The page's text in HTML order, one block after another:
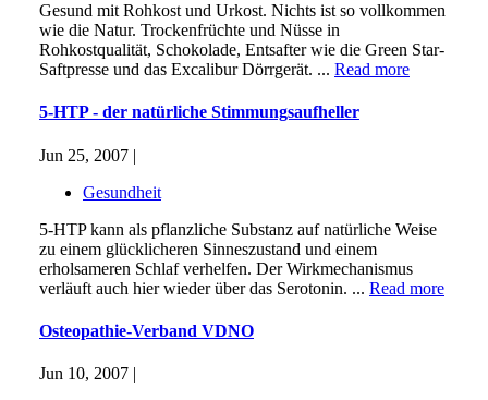
Gesund mit Rohkost und Urkost. Nichts ist so vollkommen
wie die Natur. Trockenfrüchte und Nüsse in
Rohkostqualität, Schokolade, Entsafter wie die Green Star-
Saftpresse und das Excalibur Dörrgerät. ... Read more
5-HTP - der natürliche Stimmungsaufheller
Jun 25, 2007 |
Gesundheit
5-HTP kann als pflanzliche Substanz auf natürliche Weise
zu einem glücklicheren Sinneszustand und einem
erholsameren Schlaf verhelfen. Der Wirkmechanismus
verläuft auch hier wieder über das Serotonin. ... Read more
Osteopathie-Verband VDNO
Jun 10, 2007 |